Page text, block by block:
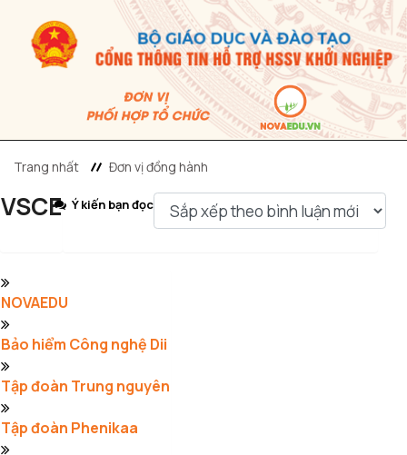
Trang nhất Đơn vị đồng hành
VSCE Ý kiến bạn đọc
NOVAEDU
Bảo hiểm Công nghệ Dii
Tập đoàn Trung nguyên
Tập đoàn Phenikaa